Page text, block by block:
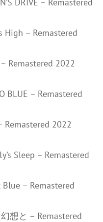
High – Remastered
Remastered 2022
BLUE – Remastered
Remastered 2022
Sleep – Remastered
Blue – Remastered
想と – Remastered